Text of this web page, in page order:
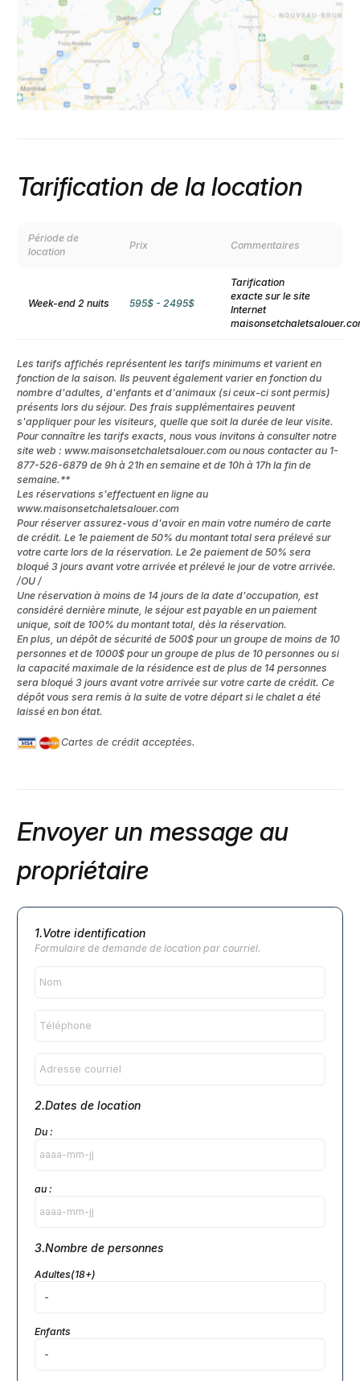
Envoyer un message au
propriétaire
Formulaire de demande de location par courriel.
1.Votre identification
2.Dates de location
Du :
au :
3.Nombre de personnes
Adultes(18+)
Enfants
Tarification de la location
Période de
location
Prix Commentaires
Week-end 2 nuits 595$ - 2495$
Tarification
exacte sur le site
Internet
Les tarifs affichés représentent les tarifs minimums et varient en
fonction de la saison. Ils peuvent également varier en fonction du
nombre d'adultes, d'enfants et d'animaux (si ceux-ci sont permis)
présents lors du séjour. Des frais supplémentaires peuvent
s'appliquer pour les visiteurs, quelle que soit la durée de leur visite.
Pour connaître les tarifs exacts, nous vous invitons à consulter notre
site web : www.maisonsetchaletsalouer.com ou nous contacter au 1-
877-526-6879 de 9h à 21h en semaine et de 10h à 17h la fin de
semaine.**
Les réservations s'effectuent en ligne au
www.maisonsetchaletsalouer.com
Pour réserver assurez-vous d'avoir en main votre numéro de carte
de crédit. Le 1e paiement de 50% du montant total sera prélevé sur
votre carte lors de la réservation. Le 2e paiement de 50% sera
bloqué 3 jours avant votre arrivée et prélevé le jour de votre arrivée.
/OU /
Une réservation à moins de 14 jours de la date d'occupation, est
considéré dernière minute, le séjour est payable en un paiement
unique, soit de 100% du montant total, dès la réservation.
En plus, un dépôt de sécurité de 500$ pour un groupe de moins de 10
personnes et de 1000$ pour un groupe de plus de 10 personnes ou si
la capacité maximale de la résidence est de plus de 14 personnes
sera bloqué 3 jours avant votre arrivée sur votre carte de crédit. Ce
dépôt vous sera remis à la suite de votre départ si le chalet a été
laissé en bon état.
Cartes de crédit acceptées.